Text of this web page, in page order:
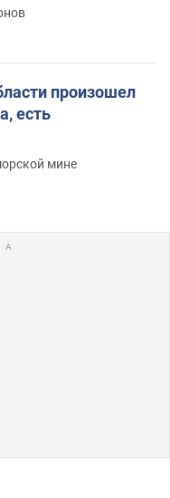
произошел
есть
мине